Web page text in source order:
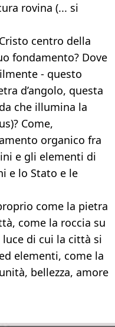
rovina (... si
centro della
fondamento? Dove
- questo
d’angolo, questa
che illumina la
Come,
organico fra
e gli elementi di
e lo Stato e le
come la pietra
come la roccia su
di cui la città si
elementi, come la
bellezza, amore